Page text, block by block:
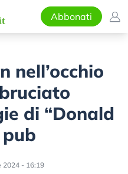
Abbonati
nell’occhio
di “Donald
2024 - 16:19